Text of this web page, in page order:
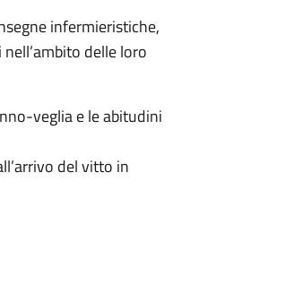
infermieristiche,
delle loro
veglia e le abitudini
del vitto in
a lattanti e neonati.